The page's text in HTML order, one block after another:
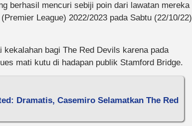
berhasil mencuri sebiji poin dari lawatan mereka
(Premier League) 2022/2023 pada Sabtu (22/10/22)
bagi The Red Devils karena pada
mati kutu di hadapan publik Stamford Bridge.
Dramatis, Casemiro Selamatkan The Red